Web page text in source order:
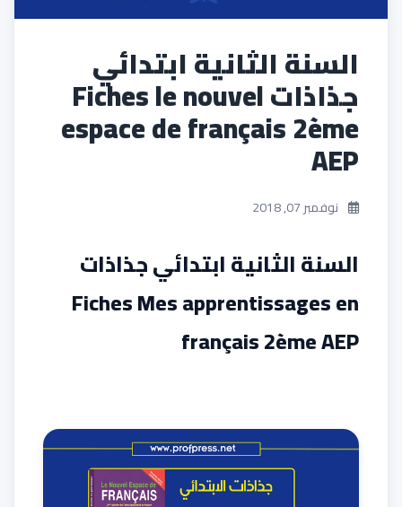
السنة الثانية ابتدائي
جذاذات Fiches le nouvel
espace de français 2ème
AEP
نوفمبر 07, 2018
السنة الثانية ابتدائي جذاذات
Fiches Mes apprentissages en
français 2ème AEP